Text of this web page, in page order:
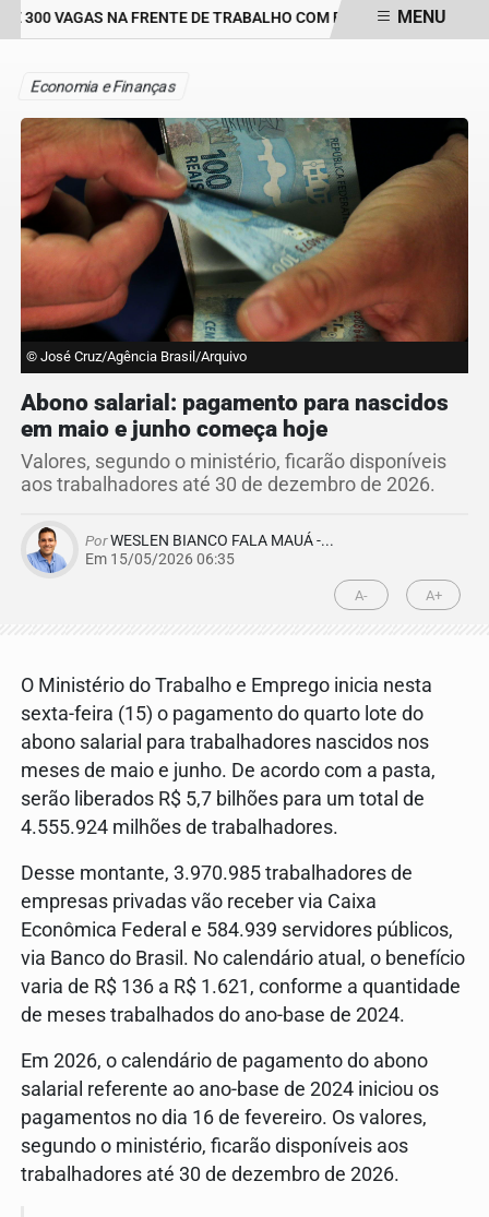
300 VAGAS NA FRENTE DE TRABALHO COM BOLSA DE UMMENU
Economia e Finanças
© José Cruz/Agência Brasil/Arquivo
Abono salarial: pagamento para nascidos
em maio e junho começa hoje
Valores, segundo o ministério, ficarão disponíveis
aos trabalhadores até 30 de dezembro de 2026.
PorWESLEN BIANCO FALA MAUÁ -...
Em 15/05/2026 06:35
A- A+
O Ministério do Trabalho e Emprego inicia nesta
sexta-feira (15) o pagamento do quarto lote do
abono salarial para trabalhadores nascidos nos
meses de maio e junho. De acordo com a pasta,
serão liberados R$ 5,7 bilhões para um total de
4.555.924 milhões de trabalhadores.
Desse montante, 3.970.985 trabalhadores de
empresas privadas vão receber via Caixa
Econômica Federal e 584.939 servidores públicos,
via Banco do Brasil. No calendário atual, o benefício
varia de R$ 136 a R$ 1.621, conforme a quantidade
de meses trabalhados do ano-base de 2024.
Em 2026, o calendário de pagamento do abono
salarial referente ao ano-base de 2024 iniciou os
pagamentos no dia 16 de fevereiro. Os valores,
segundo o ministério, ficarão disponíveis aos
trabalhadores até 30 de dezembro de 2026.